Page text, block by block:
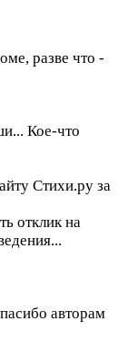
разве что -
Кое-что
Стихи.ру за
отклик на
авторам